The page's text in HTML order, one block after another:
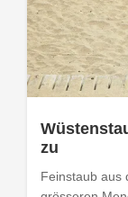
zu
Feinstaub aus